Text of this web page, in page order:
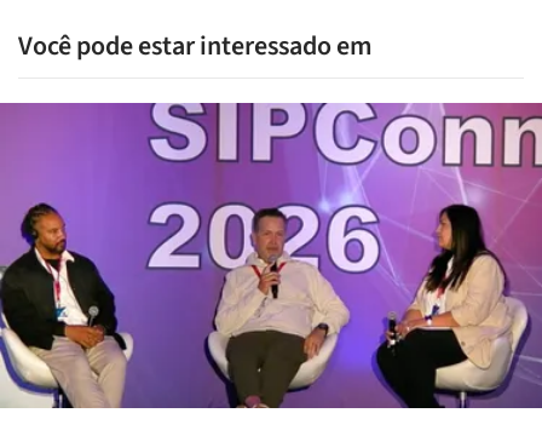
Você pode estar interessado em